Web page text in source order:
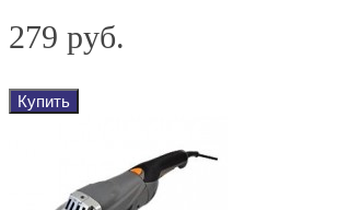
279 руб.
Купить